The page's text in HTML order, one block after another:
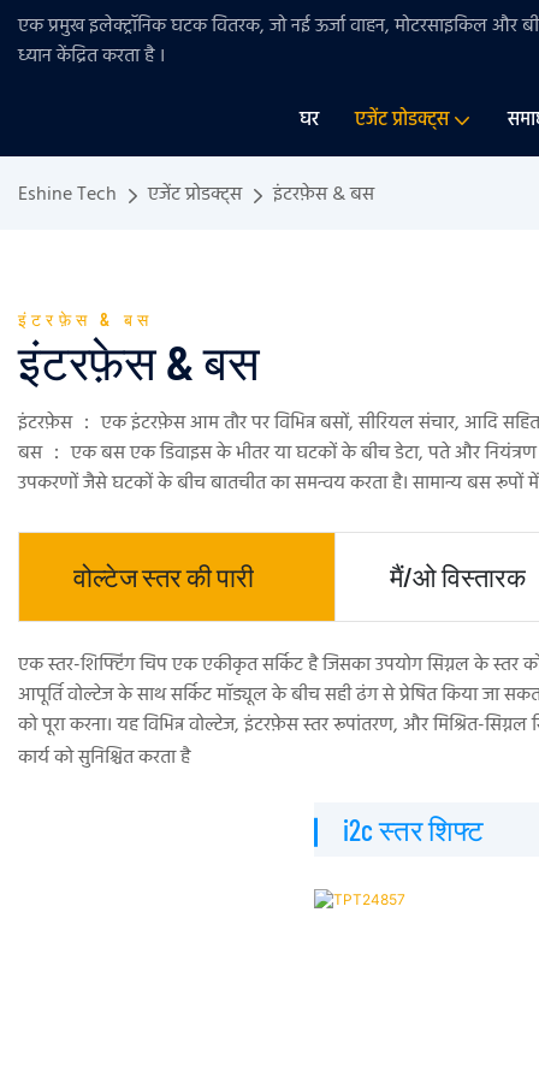
एक प्रमुख इलेक्ट्रॉनिक घटक वितरक, जो नई ऊर्जा वाहन, मोटरसाइकिल और
ध्यान केंद्रित करता है।
घर एजेंट प्रोडक्ट्स
Eshine Tech एजेंट प्रोडक्ट्स इंटरफ़ेस & बस
इंटरफ़ेस & बस
इंटरफ़ेस & बस
इंटरफ़ेस ： एक इंटरफ़ेस आम तौर पर विभिन्न बसों, सीरियल संचार, आदि
बस ： एक बस एक डिवाइस के भीतर या घटकों के बीच डेटा, पते और नियंत्रण
उपकरणों जैसे घटकों के बीच बातचीत का समन्वय करता है। सामान्य बस रूपों
वोल्टेज स्तर की पारी मैं/ओ विस्तारक
एक स्तर-शिफ्टिंग चिप एक एकीकृत सर्किट है जिसका उपयोग सिग्नल के स्तर
आपूर्ति वोल्टेज के साथ सर्किट मॉड्यूल के बीच सही ढंग से प्रेषित किया जा
को पूरा करना। यह विभिन्न वोल्टेज, इंटरफ़ेस स्तर रूपांतरण, और मिश्रित-
कार्य को सुनिश्चित करता है
▏i2c स्तर शिफ्ट